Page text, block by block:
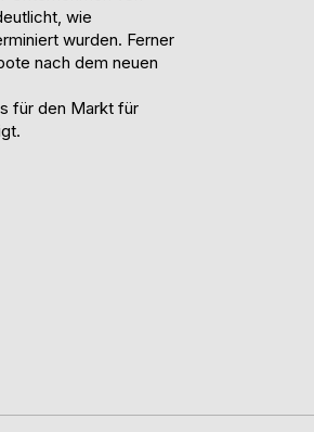
wie
wurden. Ferner
nach dem neuen
für den Markt für